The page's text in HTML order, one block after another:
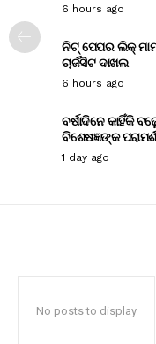
6 hours ago
ନିଟ୍ ପେପର ଲିକ୍
ଚାର୍ଜସିଟ ଦାଖଲ
6 hours ago
ବର୍ଷାଦିନେ କାହିଁକି
ବିଶେଷଜ୍ଞଙ୍କ ପରାମର୍ଶ
1 day ago
No posts to display